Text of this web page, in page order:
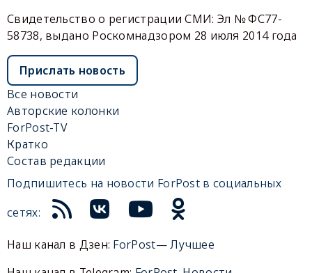
Свидетельство о регистрации СМИ: Эл № ФС77-
58738, выдано Роскомнадзором 28 июля 2014 года
Прислать новость
Все новости
Авторские колонки
ForPost-TV
Кратко
Состав редакции
Подпишитесь на новости ForPost в социальных
сетях:
Наш канал в Дзен: ForPost— Лучшее